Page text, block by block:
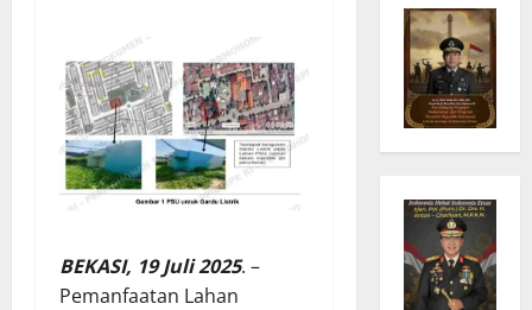
BEKASI, 19 Juli 2025. –
Pemanfaatan Lahan